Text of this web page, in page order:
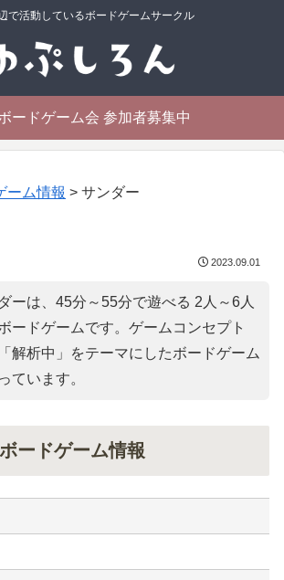
で活動しているボードゲームサークル
ードゲーム会 参加者募集中
ーム情報 > サンダー
2023.09.01
ーは、45分～55分で遊べる 2人～6人
ードゲームです。ゲームコンセプト
解析中 」をテーマにしたボードゲーム
ています。
ードゲーム情報